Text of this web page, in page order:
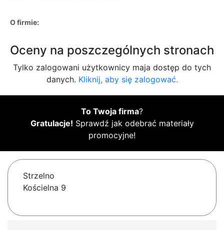
O firmie:
Oceny na poszczególnych stronach
Tylko zalogowani użytkownicy maja dostęp do tych
danych. Kliknij, aby się zalogować.
To Twoja firma?
Gratulacje! Sprawdź jak odebrać materiały
promocyjne!
Strzelno
Kościelna 9